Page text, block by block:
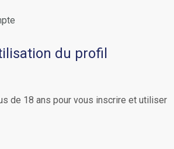
du profil
de 18 ans pour vous inscrire et utiliser